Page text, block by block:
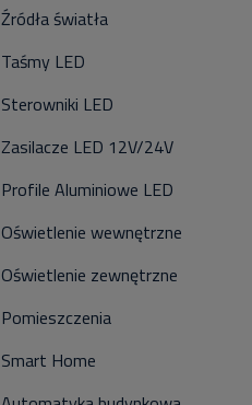
Źródła światła
Taśmy LED
Sterowniki LED
Zasilacze LED 12V/24V
Profile Aluminiowe LED
Oświetlenie wewnętrzne
Oświetlenie zewnętrzne
Pomieszczenia
Smart Home